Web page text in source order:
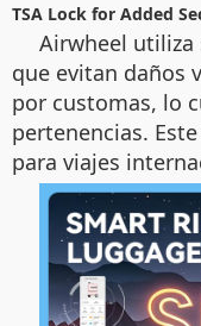
TSA Lock for Added
Airwheel utiliza
que evitan daños
por customas, lo
pertenencias.
para viajes